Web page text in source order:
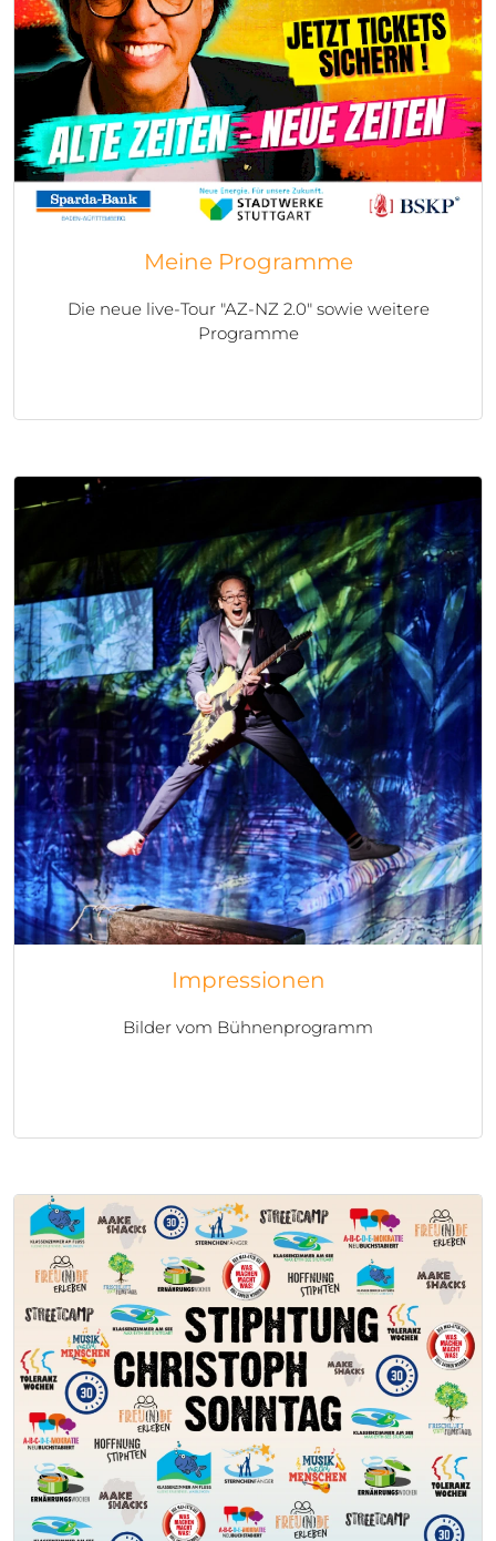
Meine Programme
Die neue live-Tour "AZ-NZ 2.0" sowie weitere
Programme
Impressionen
Bilder vom Bühnenprogramm